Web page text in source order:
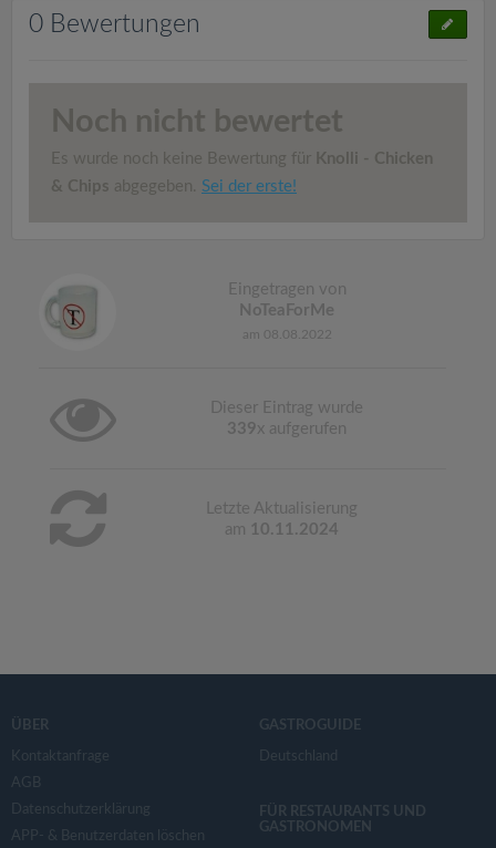
0 Bewertungen
Noch nicht bewertet
Es wurde noch keine Bewertung für Knolli - Chicken
& Chips abgegeben. Sei der erste!
Eingetragen von
NoTeaForMe
am 08.08.2022
Dieser Eintrag wurde
339x aufgerufen
Letzte Aktualisierung
am 10.11.2024
ÜBER
Kontaktanfrage
AGB
Datenschutzerklärung
APP- & Benutzerdaten löschen
GASTROGUIDE
Deutschland
FÜR RESTAURANTS UND
GASTRONOMEN